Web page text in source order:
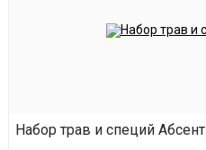
Набор трав и специй Абсент